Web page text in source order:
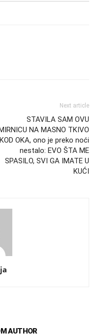
Next article
STAVILA SAM OVU
NA MASNO TKIVO
KOD OKA, ono je preko noći
nestalo: EVO ŠTA ME
SPASILO, SVI GA IMATE U
KUĆI
AUTHOR